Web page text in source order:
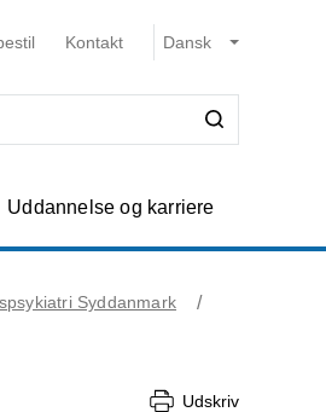
Kontakt
Uddannelse og karriere
Syddanmark
Udskriv